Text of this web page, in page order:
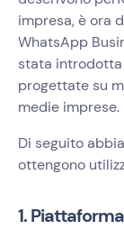
impresa, è ora
WhatsApp
stata
progettate su
medie imprese.
Di seguito
ottengono
1.